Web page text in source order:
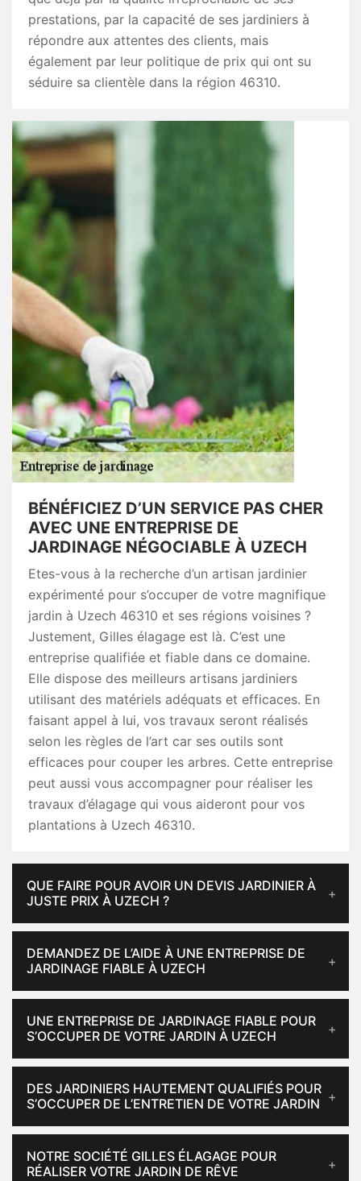
prestations, par la capacité de ses jardiniers à
répondre aux attentes des clients, mais
également par leur politique de prix qui ont su
séduire sa clientèle dans la région 46310.
BÉNÉFICIEZ D’UN SERVICE PAS CHER
AVEC UNE ENTREPRISE DE
JARDINAGE NÉGOCIABLE À UZECH
Etes-vous à la recherche d’un artisan jardinier
expérimenté pour s’occuper de votre magnifique
jardin à Uzech 46310 et ses régions voisines ?
Justement, Gilles élagage est là. C’est une
entreprise qualifiée et fiable dans ce domaine.
Elle dispose des meilleurs artisans jardiniers
utilisant des matériels adéquats et efficaces. En
faisant appel à lui, vos travaux seront réalisés
selon les règles de l’art car ses outils sont
efficaces pour couper les arbres. Cette entreprise
peut aussi vous accompagner pour réaliser les
travaux d’élagage qui vous aideront pour vos
plantations à Uzech 46310.
QUE FAIRE POUR AVOIR UN DEVIS JARDINIER À
JUSTE PRIX À UZECH ?
DEMANDEZ DE L’AIDE À UNE ENTREPRISE DE
JARDINAGE FIABLE À UZECH
UNE ENTREPRISE DE JARDINAGE FIABLE POUR
S’OCCUPER DE VOTRE JARDIN À UZECH
DES JARDINIERS HAUTEMENT QUALIFIÉS POUR
S’OCCUPER DE L’ENTRETIEN DE VOTRE JARDIN
NOTRE SOCIÉTÉ GILLES ÉLAGAGE POUR
RÉALISER VOTRE JARDIN DE RÊVE